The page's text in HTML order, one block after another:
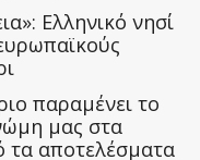
Ελληνικό νησί
παραμένει το
μας στα
τα αποτελέσματα